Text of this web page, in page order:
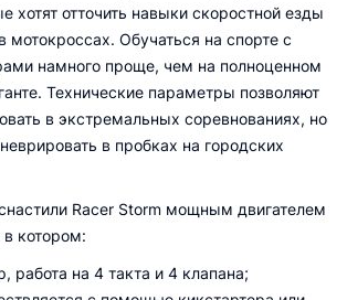
хотят отточить навыки скоростной езды
мотокроссах. Обучаться на спорте с
намного проще, чем на полноценном
Технические параметры позволяют
в экстремальных соревнованиях, но
в пробках на городских
Racer Storm мощным двигателем
в котором:
работа на 4 такта и 4 клапана;